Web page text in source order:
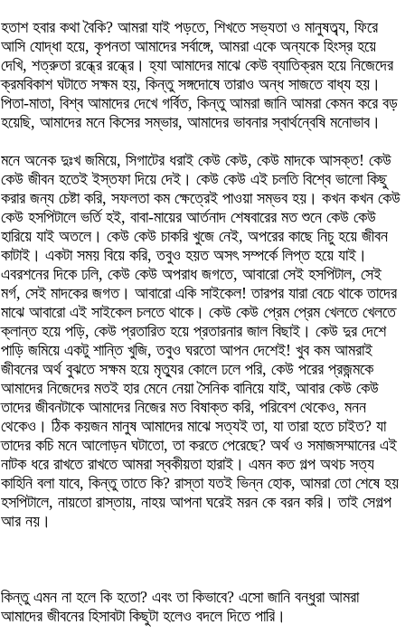
হতাশ হবার কথা বৈকি? আমরা যাই পড়তে, শিখতে সভ্যতা ও মানুষত্ব্য, ফিরে
আসি যোদ্ধা হয়ে, কৃপনতা আমাদের সর্বাঙ্গে, আমরা একে অন্যকে হিংস্র হয়ে
দেখি, শত্রুতা রন্ধ্রে রন্ধ্রে। হ্যা আমাদের মাঝে কেউ ব্যাতিক্রম হয়ে নিজেদের
ক্রমবিকাশ ঘটাতে সক্ষম হয়, কিন্তু সঙ্গদোষে তারাও অন্ধ সাজতে বাধ্য হয়।
পিতা-মাতা, বিশ্ব আমাদের দেখে গর্বিত, কিন্তু আমরা জানি আমরা কেমন করে বড়
হয়েছি, আমাদের মনে কিসের সম্ভার, আমাদের ভাবনার স্বার্থন্বেষি মনোভাব।
মনে অনেক দুঃখ জমিয়ে, সিগাটের ধরাই কেউ কেউ, কেউ মাদকে আসক্ত! কেউ
কেউ জীবন হতেই ইস্তফা দিয়ে দেই। কেউ কেউ এই চলতি বিশ্বে ভালো কিছু
করার জন্য চেষ্টা করি, সফলতা কম ক্ষেত্রেই পাওয়া সম্ভব হয়। কখন কখন কেউ
কেউ হসপিটালে ভর্তি হই, বাবা-মায়ের আর্তনাদ শেষবারের মত শুনে কেউ কেউ
হারিয়ে যাই অতলে। কেউ কেউ চাকরি খুজে নেই, অপরের কাছে নিচু হয়ে জীবন
কাটাই। একটা সময় বিয়ে করি, তবুও হয়ত অসৎ সম্পর্কে লিপ্ত হয়ে যাই।
এবরশনের দিকে ঢলি, কেউ কেউ অপরাধ জগতে, আবারো সেই হসপিটাল, সেই
মর্গ, সেই মাদকের জগত। আবারো একি সাইকেল! তারপর যারা বেচে থাকে তাদের
মাঝে আবারো এই সাইকেল চলতে থাকে। কেউ কেউ প্রেম প্রেম খেলতে খেলতে
ক্লান্ত হয়ে পড়ি, কেউ প্রতারিত হয়ে প্রতারনার জাল বিছাই। কেউ দুর দেশে
পাড়ি জমিয়ে একটু শান্তি খুজি, তবুও ঘরতো আপন দেশেই! খুব কম আমরাই
জীবনের অর্থ বুঝতে সক্ষম হয়ে মৃত্যুর কোলে ঢলে পরি, কেউ পরের প্রজন্মকে
আমাদের নিজেদের মতই হার মেনে নেয়া সৈনিক বানিয়ে যাই, আবার কেউ কেউ
তাদের জীবনটাকে আমাদের নিজের মত বিষাক্ত করি, পরিবেশ থেকেও, মনন
থেকেও। ঠিক কয়জন মানুষ আমাদের মাঝে সত্যই তা, যা তারা হতে চাইত? যা
তাদের কচি মনে আলোড়ন ঘটাতো, তা করতে পেরেছে? অর্থ ও সমাজসম্মানের এই
নাটক ধরে রাখতে রাখতে আমরা স্বকীয়তা হারাই। এমন কত গল্প অথচ সত্য
কাহিনি বলা যাবে, কিন্তু তাতে কি? রাস্তা যতই ভিন্ন হোক, আমরা তো শেষে হয়
হসপিটালে, নায়তো রাস্তায়, নাহয় আপনা ঘরেই মরন কে বরন করি। তাই সেগল্প
আর নয়।
কিন্তু এমন না হলে কি হতো? এবং তা কিভাবে? এসো জানি বন্ধুরা আমরা
আমাদের জীবনের হিসাবটা কিছুটা হলেও বদলে দিতে পারি।